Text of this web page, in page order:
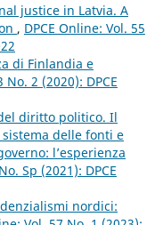
justice in Latvia. A
, DPCE Online: Vol. 55
di Finlandia e
No. 2 (2020): DPCE
diritto politico. Il
delle fonti e
l’esperienza
Sp (2021): DPCE
nordici: